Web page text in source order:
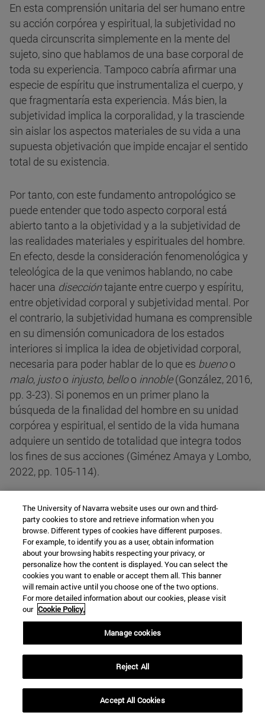
En esta comprensión unitaria del ser humano entre
su acción corpórea y espiritual, la subjetividad no
queda circunscrita simplemente en la mente del
sujeto, sino que hablamos de una base corporal de
toda su experiencia. Tampoco cabría afirmar una
especie de espíritu que instrumentaliza el cuerpo, y
que fragmentaría esta experiencia. Más bien, la
subjetividad implica la corporalidad, y la trasciende
sin aislar los aspectos materiales de su vida a una
supuesta objetivación que impide encajar el sentido
total de su existencia.
Por tanto, con este fundamento antropológico se
puede entender que todo aspecto corporal está
abierto tanto a la objetividad y a la subjetividad de
las realidades materiales y espirituales del hombre.
En efecto, desde la consideración fenomenológica y
teleológica de la que venimos hablando, no cabe
hacer una diseccióntajante entre cuerpo y espíritu,
entre objetividad corporal y subjetividad mental. Por
el contrario, la subjetividad humana es comprensible
en su dimensión comunicadora de los estados
interiores si implica la idea de objetividad corporal,
necesaria para poder hablar de lo que es buenoo
malo, justoo injusto, belloo innoble(González, 2016,
pp. 3-23). Si ponemos en un primer plano la
búsqueda de la finalidad del hombre en su unidad
corpórea y espiritual, el sentido de la vida humana
adquiere un sentido de totalidad que integra todos
los fines de sus acciones (Giménez Amaya y Lombo,
2022, pp. 105-114).
Con todo lo explicado, y en un contexto
cronobiológico y unitario de la vida humana,
envejecerse convierte en una ocasión para la
acumulación de experiencias que inciden en toda la
persona, y en una oportunidad para la enmienda de
errores o faltas que acontecen en ella a lo largo del
tiempo. El hecho de que recorramos temporalmente
la vida con un mismo cuerpo que pierde
progresivamente sus funcionalidades, sumado a la
necesidad de ir corrigiendo fallos e intentando
acertar con la propia vida en todos sus aspectos,
permite incorporar a nuestra identidad la idea de que
no es posible alcanzar una vida lograda solo con
nuestras propias fuerzas biológicas y morales. Y
The University of Navarra website uses our own and third-
party cookies to store and retrieve information when you
browse. Different types of cookies have different purposes.
For example, to identify you as a user, obtain information
about your browsing habits respecting your privacy, or
personalize how the content is displayed. You can select the
cookies you want to enable or accept them all. This banner
will remain active until you choose one of the two options.
For more detailed information about our cookies, please visit
our Cookie Policy.
Manage cookies
Reject All
Accept All Cookies